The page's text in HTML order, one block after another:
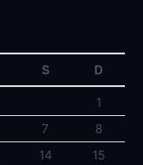
S D
1
7
8
14 15